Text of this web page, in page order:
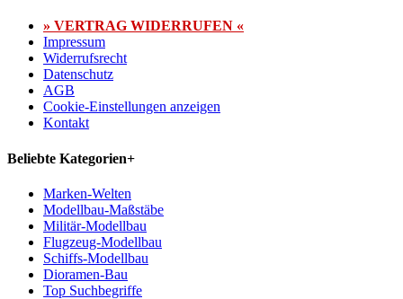
» VERTRAG WIDERRUFEN «
Impressum
Widerrufsrecht
Datenschutz
AGB
Cookie-Einstellungen anzeigen
Kontakt
Beliebte Kategorien+
Marken-Welten
Modellbau-Maßstäbe
Militär-Modellbau
Flugzeug-Modellbau
Schiffs-Modellbau
Dioramen-Bau
Top Suchbegriffe